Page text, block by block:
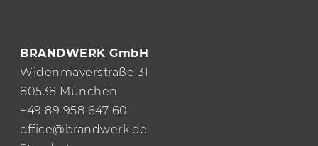
BRANDWERK GmbH
Widenmayerstraße 31
80538 München
+49 89 958 647 60
office@brandwerk.de